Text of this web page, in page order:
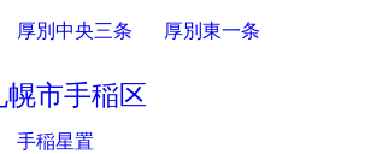
厚別中央三条 厚別東一条
幌市手稲区
手稲星置